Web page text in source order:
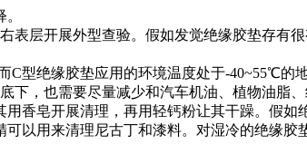
表层开展外型查验。假如发觉绝缘胶垫存有
型绝缘胶垫应用的环境温度处于-40~55℃的地
，也需要尽量减少和汽车机油、植物油脂
香皂开展清理，再用轻钙粉让其干躁。假
以用来清理尼古丁和漆料。对湿冷的绝缘胶